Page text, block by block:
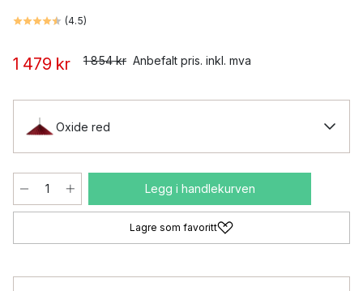
(4.5)
1 479 kr 1 854 kr Anbefalt pris. inkl. mva
Oxide red
Legg i handlekurven
Lagre som favoritt